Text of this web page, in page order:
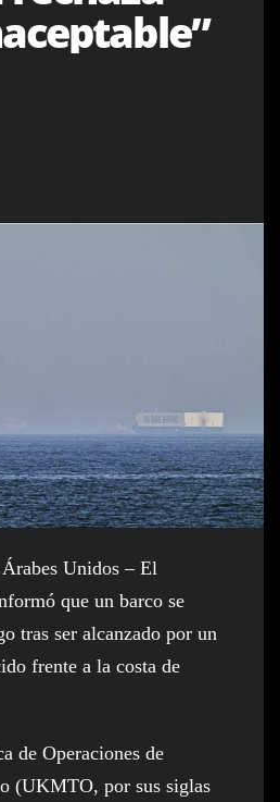
Unidos – El
que un barco se
tras ser alcanzado por un
frente a la costa de
de Operaciones de
(UKMTO, por sus siglas